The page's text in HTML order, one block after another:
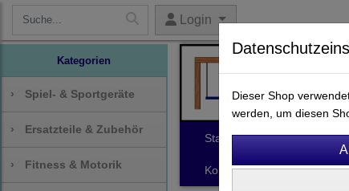
Login
Kategorien
› Spiel- & Sportgeräte
› Ersatzteile & Zubehör
› Fitness & Motorik
Start Spiel- &
Kontakt
Dieser Shop
werden, um diesen